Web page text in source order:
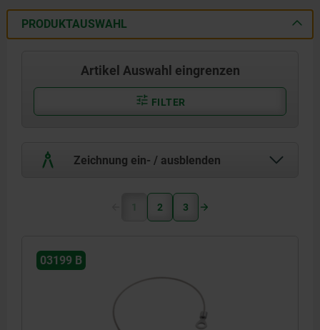
PRODUKTAUSWAHL
Artikel Auswahl eingrenzen
FILTER
Zeichnung ein- / ausblenden
1 2 3
03199 B